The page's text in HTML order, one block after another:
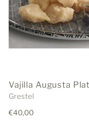
Vajilla Augusta
Grestel
Precio
€40,00